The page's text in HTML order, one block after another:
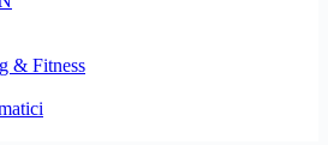
& Fitness